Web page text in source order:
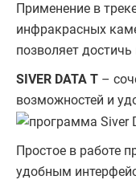
Применение в
инфракрасных
позволяет
SIVER DATA T –
возможностей и
Простое в работе
удобным